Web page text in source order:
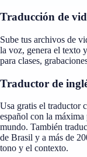
Traducción de
Sube tus archivos de
la voz, genera el texto
para clases,
Traductor de
Usa gratis el traductor
español con la máxima
mundo. También
de Brasil y a más de
tono y el contexto.